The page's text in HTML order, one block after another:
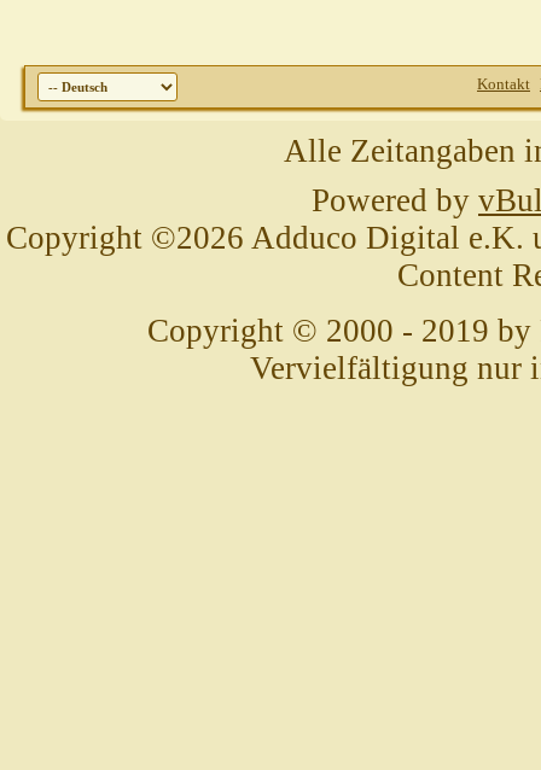
Kontakt
Alle Zeitangaben
Powered by
Copyright ©2026 Adduco Digital e.K.
Content
Copyright © 2000 - 2019 by
Vervielfältigung nur